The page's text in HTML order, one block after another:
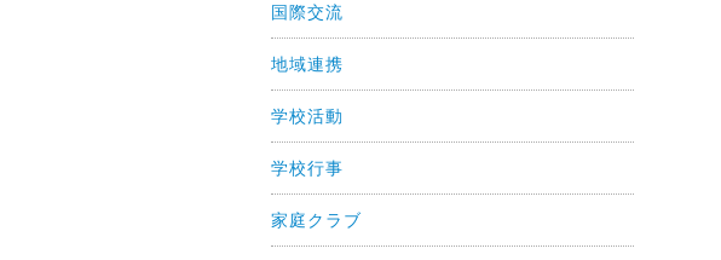
国際交流
地域連携
学校活動
学校行事
家庭クラブ